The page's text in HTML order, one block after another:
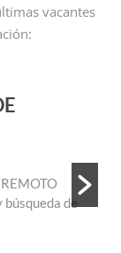
vacantes
búsqueda de